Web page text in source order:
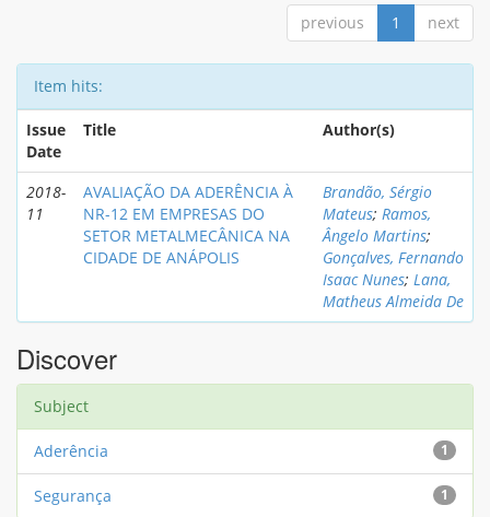
previous 1 next
Item hits:
Issue
Date
Title Author(s)
2018-
11
AVALIAÇÃO DA ADERÊNCIA À
NR-12 EM EMPRESAS DO
SETOR METALMECÂNICA NA
CIDADE DE ANÁPOLIS
Brandão, Sérgio
Mateus; Ramos,
Ângelo Martins;
Gonçalves, Fernando
Isaac Nunes; Lana,
Matheus Almeida De
Discover
Subject
1
Aderência
1
Segurança